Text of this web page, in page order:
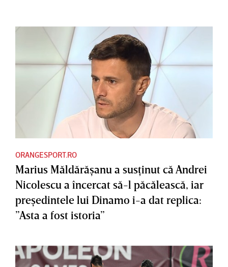
ORANGESPORT.RO
Marius Măldărăşanu a susţinut că Andrei
Nicolescu a încercat să-l păcălească, iar
preşedintele lui Dinamo i-a dat replica:
”Asta a fost istoria”